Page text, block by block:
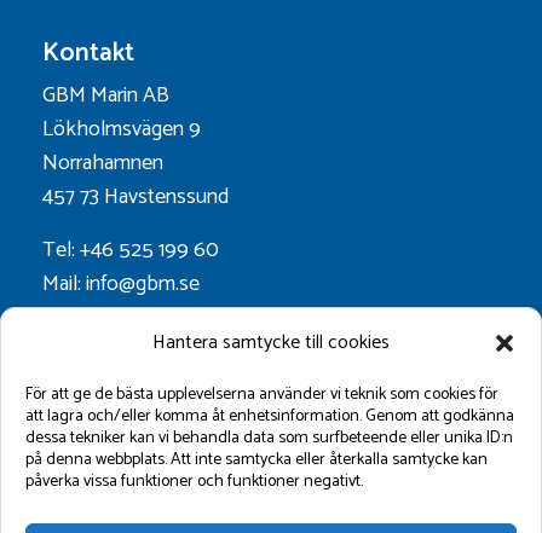
Hantera samtycke till cookies
För att ge de bästa upplevelserna använder vi teknik som cookies för
att lagra och/eller komma åt enhetsinformation. Genom att godkänna
dessa tekniker kan vi behandla data som surfbeteende eller unika ID:n
på denna webbplats. Att inte samtycka eller återkalla samtycke kan
påverka vissa funktioner och funktioner negativt.
Kontakt
GBM Marin AB
Lökholmsvägen 9
Norrahamnen
457 73 Havstenssund
Tel: +46 525 199 60
Mail: info@gbm.se
Org.nr. 556052-0628
Följ oss på: